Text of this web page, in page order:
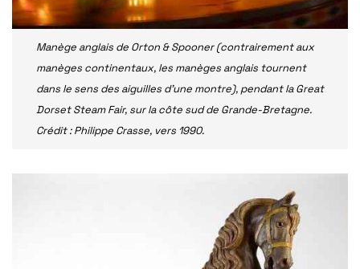
Manège anglais de Orton & Spooner (contrairement aux
manèges continentaux, les manèges anglais tournent
dans le sens des aiguilles d’une montre), pendant la Great
Dorset Steam Fair, sur la côte sud de Grande-Bretagne.
Crédit : Philippe Crasse, vers 1990.